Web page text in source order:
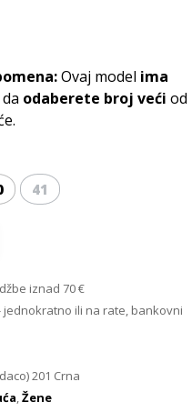
Ovaj model ima
odaberete broj veći od
41
iznad 70 €
jednokratno ili na rate, bankovni
201 Crna
,Žene